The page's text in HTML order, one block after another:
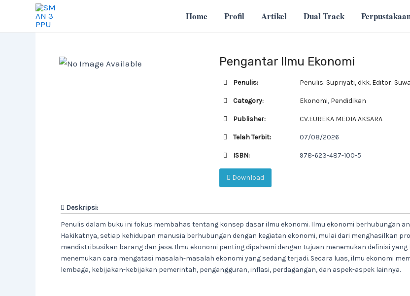
Home Profil Artikel Dual Track
Pengantar Ilmu Ekonomi
Penulis: Penulis: Supriyati, dkk. Editor:
Category: Ekonomi, Pendidikan
Publisher: CV.EUREKA MEDIA AKSARA
Telah Terbit: 07/08/2026
ISBN: 978-623-487-100-5
Download
Deskripsi:
Penulis dalam buku ini fokus membahas tentang konsep dasar ilmu ekonomi. Ilmu ekonomi berhubungan
Hakikatnya, setiap kehidupan manusia berhubungan dengan kegiatan ekonomi, mulai dari menghasilkan
mendistribusikan barang dan jasa. Ilmu ekonomi penting dipahami dengan tujuan menemukan definisi
menemukan cara mengatasi masalah-masalah ekonomi yang sedang terjadi. Secara luas, ilmu ekonomi
lembaga, kebijakan-kebijakan pemerintah, pengangguran, inflasi, perdagangan, dan aspek-aspek lainnya.